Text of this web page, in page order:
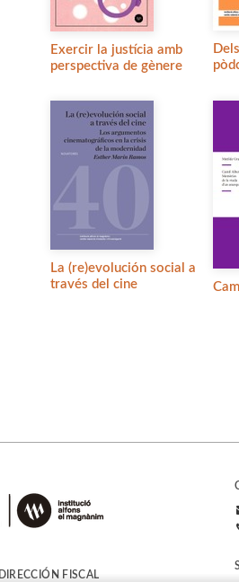
Exercir la justícia amb
perspectiva de gènere
La (re)evolución social a
través del cine
DIRECCIÓN FISCAL